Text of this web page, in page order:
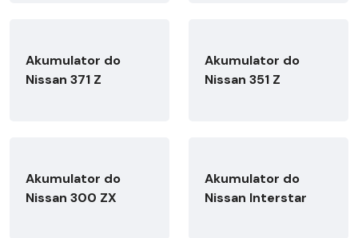
Akumulator do
Nissan 371 Z
Akumulator do
Nissan 351 Z
Akumulator do
Nissan 300 ZX
Akumulator do
Nissan Interstar